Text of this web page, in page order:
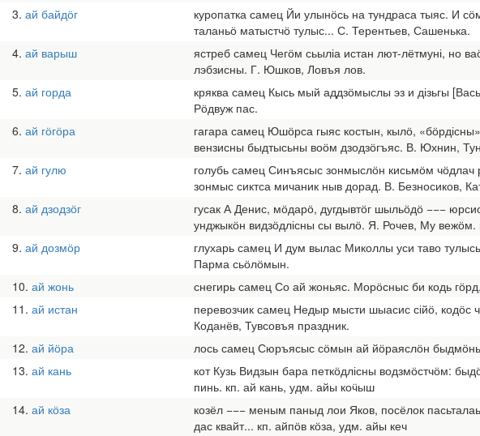
3 ай байдӧг
куропатка самец Йи улынӧсь на тундраса тыяс. И
таланьӧ матыстчӧ тулыс... С. Терентьев, Сашенька.
4 ай варыш
ястреб самец Чегӧм сьыліа истан лют-лётмуні, но
лэбзисны. Г. Юшков, Ловъя лов.
5 ай горда
кряква самец Кысь мый аддзӧмыслы эз и дізьгы
Рӧдвуж пас.
6 ай гӧгӧра
гагара самец Юшӧрса гыяс костын, кылӧ,
вензисны быдтысьны воӧм дзодзӧгъяс. В. Юхнин,
7 ай гулю
голубь самец Синъясыс зонмыслӧн кисьмӧм
зонмыс сиктса мичаник ныв дорад. В. Безносиков,
8 ай дзодзӧг
гусак А Денис, мӧдарӧ, дугдывтӧг шыльӧдӧ −−−
унджыкӧн видзӧдлісны сы вылӧ. Я. Рочев, Му вежӧм.
9 ай дозмӧр
глухарь самец И дум вылас Миколлы уси таво
Парма сьӧлӧмын.
10 ай жонь
снегирь самец Со ай жоньяс. Морӧсныс би кодь
11 ай истан
перевозчик самец Недыр мысти шыасис сійӧ, кодӧс
Коданёв, Тувсовъя праздник.
12 ай йӧра
лось самец Сюръясыс сӧмын ай йӧраяслӧн
13 ай кань
кот Кузь Видзын бара петкӧдлісны водзмӧстчӧм:
пинь. кп. ай кань, удм. айы коӵыш
14 ай кӧза
козёл −−− меным паныд лои Яков, посёлок
дас квайт... кп. айпӧв кӧза, удм. айы кеч